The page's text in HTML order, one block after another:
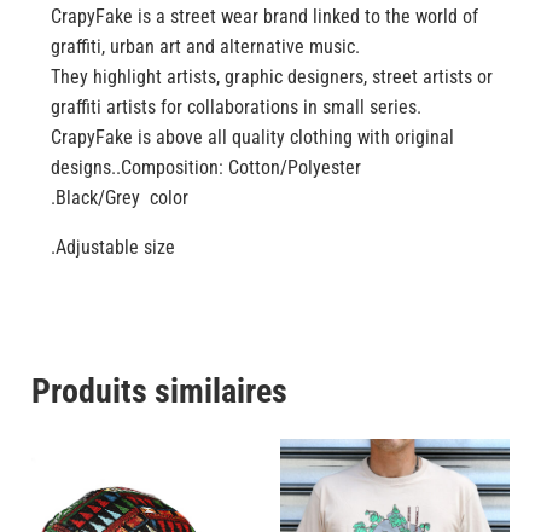
CrapyFake is a street wear brand linked to the world of
graffiti, urban art and alternative music.
They highlight artists, graphic designers, street artists or
graffiti artists for collaborations in small series.
CrapyFake is above all quality clothing with original
designs..Composition: Cotton/Polyester
.Black/Grey color
.Adjustable size
Produits similaires